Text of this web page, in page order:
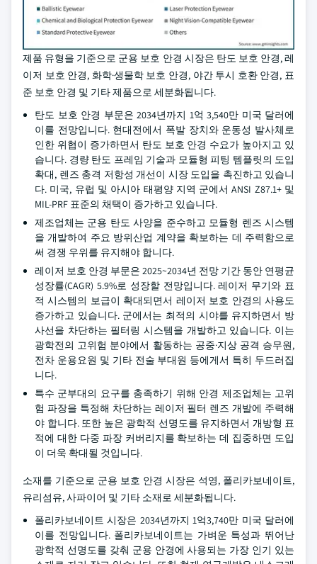
제품 유형을 기준으로 군용 보호 안경 시장은 탄도 보호 안경, 레
이저 보호 안경, 화학·생물학 보호 안경, 야간 투시 호환 안경, 표
준 보호 안경 및 기타 제품으로 세분화됩니다.
탄도 보호 안경 부문은 2034년까지 1억 3,540만 미국 달러에
이를 전망입니다. 현대전에서 폭발 장치와 운동성 발사체로
인한 위협이 증가하면서 탄도 보호 안경 수요가 높아지고 있
습니다. 경량 탄도 프레임 기술과 모듈형 피팅 템플릿의 도입
확대, 렌즈 충격 저항성 개선이 시장 도입을 촉진하고 있습니
다. 미국, 유럽 및 아시아 태평양 지역 군에서 ANSI Z87.1+ 및
MIL-PRF 표준의 채택이 증가하고 있습니다.
제조업체는 군용 탄도 사양을 준수하고 모듈형 렌즈 시스템
을 개발하여 주요 방위산업 계약을 확보하는 데 주력함으로
써 경쟁 우위를 유지해야 합니다.
레이저 보호 안경 부문은 2025~2034년 전망 기간 동안 연평균
성장률(CAGR) 5.9%로 성장할 전망입니다. 레이저 무기와 표
적 시스템의 보급이 확대되면서 레이저 보호 안경의 사용도
증가하고 있습니다. 군에서는 최적의 시야를 유지하면서 방
사선을 차단하는 필터링 시스템을 개발하고 있습니다. 이는
광학전의 고위험 분야에서 활동하는 공중·지상 공격 승무원,
전차 운용요원 및 기타 전술 부대원 등에게서 특히 두드러집
니다.
특수 군부대의 요구를 충족하기 위해 안경 제조업체는 고위
험 파장을 특정해 차단하는 레이저 필터 렌즈 개발에 주력해
야 합니다. 또한 높은 광학적 선명도를 유지하면서 개방형 표
적에 대한 다중 파장 커버리지를 확보하는 데 집중하면 도입
이 더욱 확대될 것입니다.
소재를 기준으로 군용 보호 안경 시장은 석영, 폴리카보네이트,
유리섬유, 사파이어 및 기타 소재로 세분화됩니다.
폴리카보네이트 시장은 2034년까지 1억3,740만 미국 달러에
이를 전망입니다. 폴리카보네이트는 가벼운 특성과 뛰어난
광학적 선명도를 갖춰 군용 안경에 사용되는 가장 인기 있는